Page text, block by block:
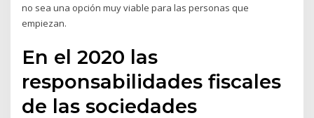
no sea una opción muy viable para las personas que
empiezan.
En el 2020 las
responsabilidades fiscales
de las sociedades